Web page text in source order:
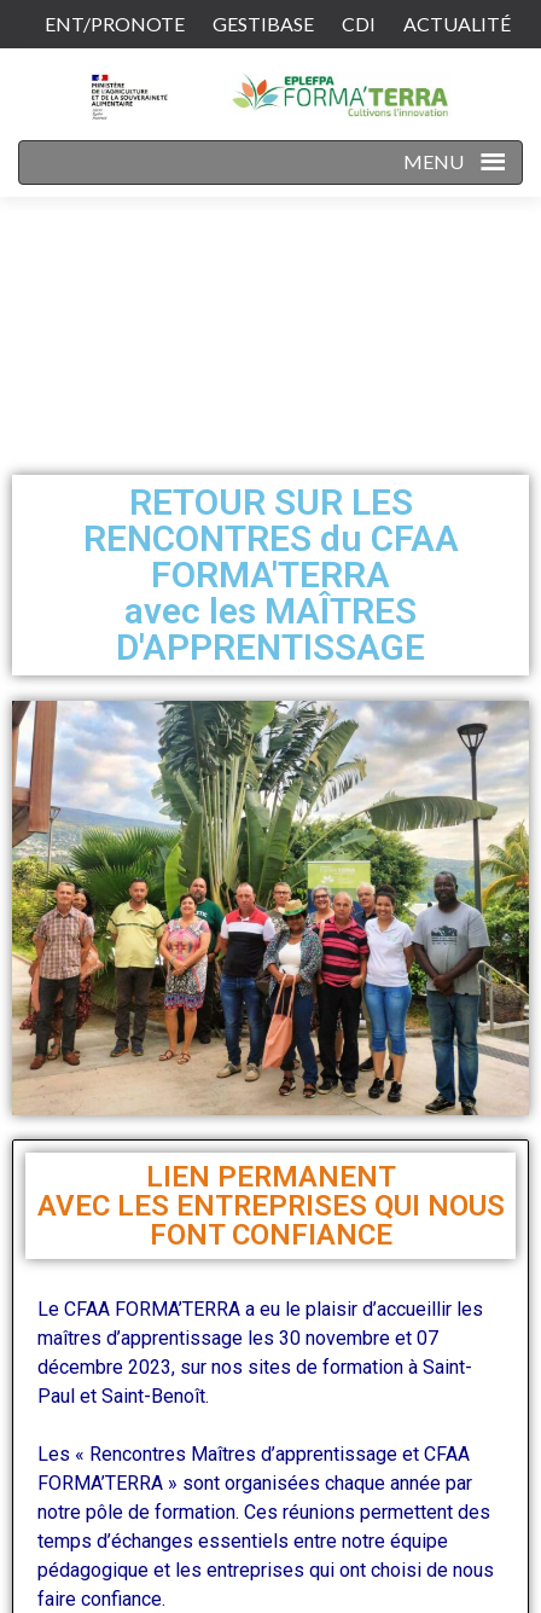
ENT/PRONOTE GESTIBASE CDI ACTUALITÉ
MENU
RETOUR SUR LES
RENCONTRES du CFAA
FORMA'TERRA
avec les MAÎTRES
D'APPRENTISSAGE
LIEN PERMANENT
AVEC LES ENTREPRISES QUI NOUS
FONT CONFIANCE
Le CFAA FORMA’TERRA a eu le plaisir d’accueillir les
maîtres d’apprentissage les 30 novembre et 07
décembre 2023, sur nos sites de formation à Saint-
Paul et Saint-Benoît.
Les « Rencontres Maîtres d’apprentissage et CFAA
FORMA’TERRA » sont organisées chaque année par
notre pôle de formation. Ces réunions permettent des
temps d’échanges essentiels entre notre équipe
pédagogique et les entreprises qui ont choisi de nous
faire confiance.